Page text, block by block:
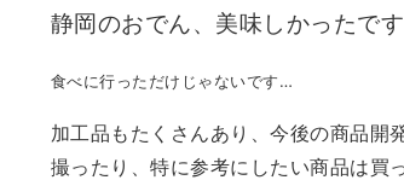
静岡のおでん、美味しかったで
食べに行っただけじゃないです…
加工品もたくさんあり、今後の商品開
撮ったり、特に参考にしたい商品は買